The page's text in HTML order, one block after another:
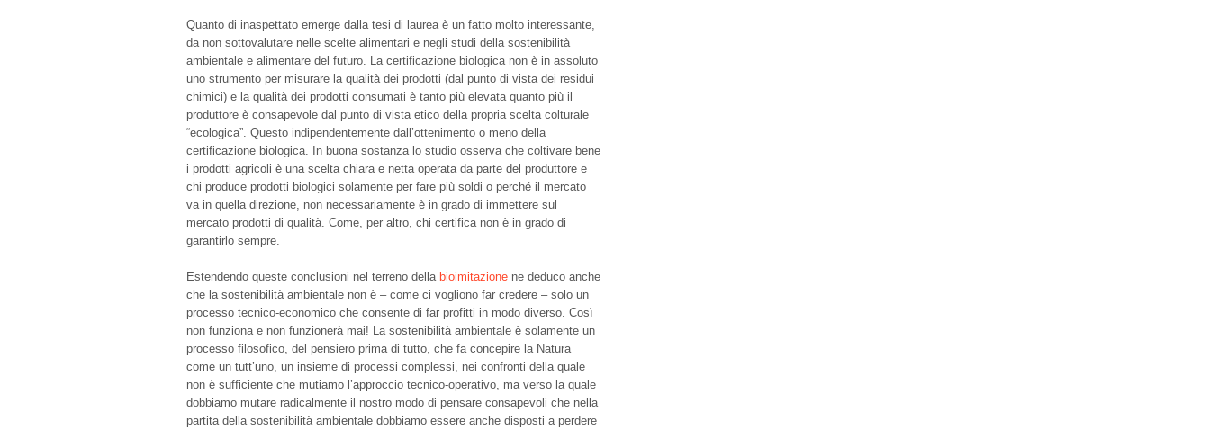
Quanto di inaspettato emerge dalla tesi di laurea è un fatto molto interessante,
da non sottovalutare nelle scelte alimentari e negli studi della sostenibilità
ambientale e alimentare del futuro. La certificazione biologica non è in assoluto
uno strumento per misurare la qualità dei prodotti (dal punto di vista dei residui
chimici) e la qualità dei prodotti consumati è tanto più elevata quanto più il
produttore è consapevole dal punto di vista etico della propria scelta colturale
“ecologica”. Questo indipendentemente dall’ottenimento o meno della
certificazione biologica. In buona sostanza lo studio osserva che coltivare bene
i prodotti agricoli è una scelta chiara e netta operata da parte del produttore e
chi produce prodotti biologici solamente per fare più soldi o perché il mercato
va in quella direzione, non necessariamente è in grado di immettere sul
mercato prodotti di qualità. Come, per altro, chi certifica non è in grado di
garantirlo sempre.
Estendendo queste conclusioni nel terreno della bioimitazione ne deduco anche
che la sostenibilità ambientale non è – come ci vogliono far credere – solo un
processo tecnico-economico che consente di far profitti in modo diverso. Così
non funziona e non funzionerà mai! La sostenibilità ambientale è solamente un
processo filosofico, del pensiero prima di tutto, che fa concepire la Natura
come un tutt’uno, un insieme di processi complessi, nei confronti della quale
non è sufficiente che mutiamo l’approccio tecnico-operativo, ma verso la quale
dobbiamo mutare radicalmente il nostro modo di pensare consapevoli che nella
partita della sostenibilità ambientale dobbiamo essere anche disposti a perdere